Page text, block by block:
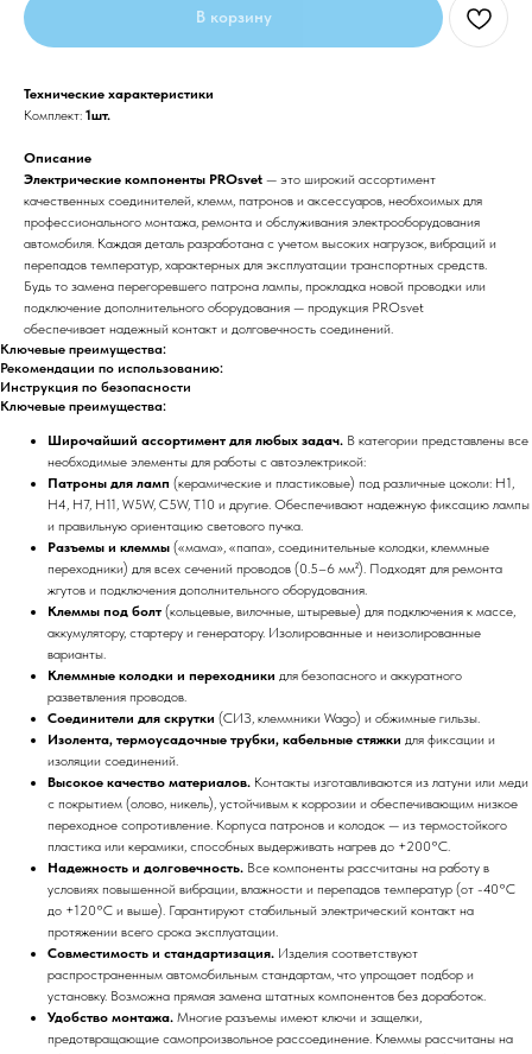
В корзину
Технические характеристики
Комплект: 1шт.
Описание
Электрические компоненты PROsvet — это широкий ассортимент
качественных соединителей, клемм, патронов и аксессуаров, необхоимых для
профессионального монтажа, ремонта и обслуживания электрооборудования
автомобиля. Каждая деталь разработана с учетом высоких нагрузок, вибраций и
перепадов температур, характерных для эксплуатации транспортных средств.
Будь то замена перегоревшего патрона лампы, прокладка новой проводки или
подключение дополнительного оборудования — продукция PROsvet
обеспечивает надежный контакт и долговечность соединений.
Ключевые преимущества:
Рекомендации по использованию:
Инструкция по безопасности
Ключевые преимущества:
Широчайший ассортимент для любых задач. В категории представлены все
необходимые элементы для работы с автоэлектрикой:
Патроны для ламп (керамические и пластиковые) под различные цоколи: H1,
H4, H7, H11, W5W, C5W, T10 и другие. Обеспечивают надежную фиксацию лампы
и правильную ориентацию светового пучка.
Разъемы и клеммы («мама», «папа», соединительные колодки, клеммные
переходники) для всех сечений проводов (0.5–6 мм²). Подходят для ремонта
жгутов и подключения дополнительного оборудования.
Клеммы под болт (кольцевые, вилочные, штыревые) для подключения к массе,
аккумулятору, стартеру и генератору. Изолированные и неизолированные
варианты.
Клеммные колодки и переходники для безопасного и аккуратного
разветвления проводов.
Соединители для скрутки (СИЗ, клеммники Wago) и обжимные гильзы.
Изолента, термоусадочные трубки, кабельные стяжки для фиксации и
изоляции соединений.
Высокое качество материалов. Контакты изготавливаются из латуни или меди
с покрытием (олово, никель), устойчивым к коррозии и обеспечивающим низкое
переходное сопротивление. Корпуса патронов и колодок — из термостойкого
пластика или керамики, способных выдерживать нагрев до +200°C.
Надежность и долговечность. Все компоненты рассчитаны на работу в
условиях повышенной вибрации, влажности и перепадов температур (от -40°C
до +120°C и выше). Гарантируют стабильный электрический контакт на
протяжении всего срока эксплуатации.
Совместимость и стандартизация. Изделия соответствуют
распространенным автомобильным стандартам, что упрощает подбор и
установку. Возможна прямая замена штатных компонентов без доработок.
Удобство монтажа. Многие разъемы имеют ключи и защелки,
предотвращающие самопроизвольное рассоединение. Клеммы рассчитаны на